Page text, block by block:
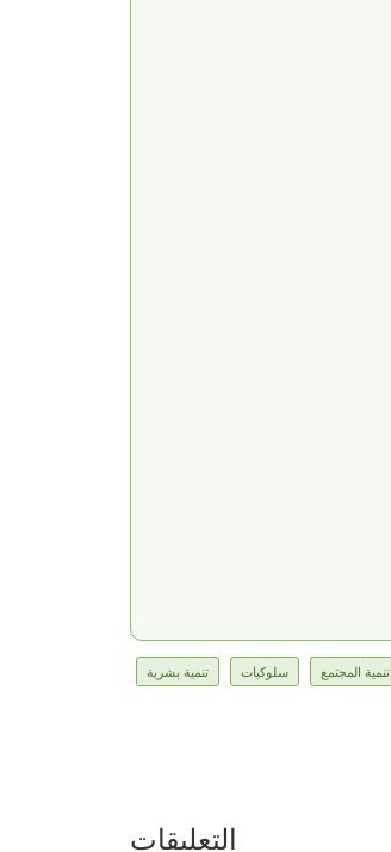
تنمية المجتمع سلوكيات تنمية بشرية
التعليقات